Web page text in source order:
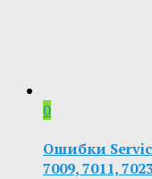
0
Ошибки
7009, 7011,